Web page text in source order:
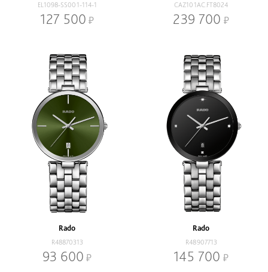
EL1098-SS001-114-1
127 500
CAZ101AC.FT8024
239 700
Rado
R48870313
93 600
Rado
R48907713
145 700